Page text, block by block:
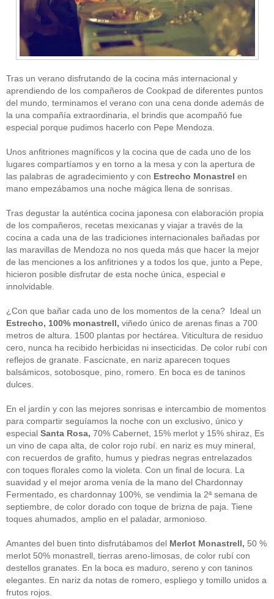
CATEGORÍAS
Alimentos(44)
America(8)
Carnes(3)
cataluña(1)
Cocina(38)
consejos(3)
El Celler de Can Roca(1)
Empresas(12)
ferran adria(10)
formación(1)
Gastronomía
Guipuzcoa
(2)
(1)
Joan Roca(2)
libros (2)
Madrid(4)
mejores-productos (3)
México(1)
Murcia
quesos(3)
Restaurantes
rutas de tapas
(2)
Setas(1)
Sin categoría(348)
solidaridad(1)
tapas (2)
" ALT="RSS" /> SUSCRÍBETE
RSS - Entradas
ADMINISTRAR
Acceder
Tras un verano disfrutando de la cocina más internacional y
aprendiendo de los compañeros de Cookpad de diferentes puntos
del mundo, terminamos el verano con una cena donde además de
la una compañía extraordinaria, el brindis que acompañó fue
especial porque pudimos hacerlo con Pepe Mendoza.
Unos anfitriones magníficos y la cocina que de cada uno de los
lugares compartíamos y en torno a la mesa y con la apertura de
las palabras de agradecimiento y con Estrecho Monastrel en
mano empezábamos una noche mágica llena de sonrisas.
Tras degustar la auténtica cocina japonesa con elaboración propia
de los compañeros, recetas mexicanas y viajar a través de la
cocina a cada una de las tradiciones internacionales bañadas por
las maravillas de Mendoza no nos queda más que hacer la mejor
de las menciones a los anfitriones y a todos los que, junto a Pepe,
hicieron posible disfrutar de esta noche única, especial e
innolvidable.
¿Con que bañar cada uno de los momentos de la cena? Ideal un
Estrecho, 100% monastrell, viñedo único de arenas finas a 700
metros de altura. 1500 plantas por hectárea. Viticultura de residuo
cero, nunca ha recibido herbicidas ni insecticidas. De color rubí con
reflejos de granate. Fascicnate, en nariz aparecen toques
balsámicos, sotobosque, pino, romero. En boca es de taninos
dulces.
En el jardín y con las mejores sonrisas e intercambio de momentos
para compartir seguíamos la noche con un exclusivo, único y
especial Santa Rosa, 70% Cabernet, 15% merlot y 15% shiraz, Es
un vino de capa alta, de color rojo rubí. en nariz es muy mineral,
con recuerdos de grafito, humus y piedras negras entrelazados
con toques florales como la violeta. Con un final de locura. La
suavidad y el mejor aroma venía de la mano del Chardonnay
Fermentado, es chardonnay 100%, se vendimia la 2ª semana de
septiembre, de color dorado con toque de brizna de paja. Tiene
toques ahumados, amplio en el paladar, armonioso.
Amantes del buen tinto disfrutábamos del Merlot Monastrell, 50 %
merlot 50% monastrell, tierras areno-limosas, de color rubí con
destellos granates. En la boca es maduro, sereno y con taninos
elegantes. En nariz da notas de romero, espliego y tomillo unidos a
frutos rojos.